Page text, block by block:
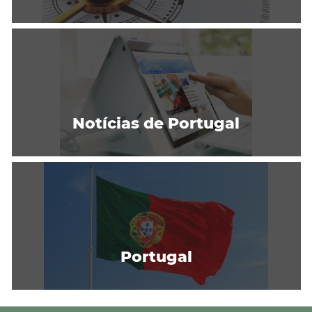
Notícias de Portugal
Portugal